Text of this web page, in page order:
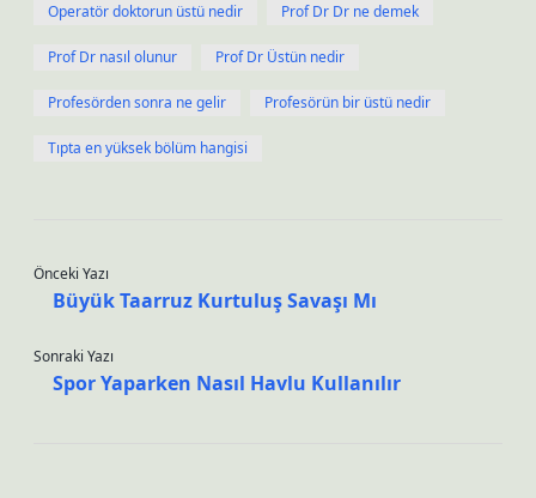
Operatör doktorun üstü nedir Prof Dr Dr ne demek
Prof Dr nasıl olunur Prof Dr Üstün nedir
Profesörden sonra ne gelir Profesörün bir üstü nedir
Tıpta en yüksek bölüm hangisi
Önceki Yazı
Büyük Taarruz Kurtuluş Savaşı Mı
Sonraki Yazı
Spor Yaparken Nasıl Havlu Kullanılır